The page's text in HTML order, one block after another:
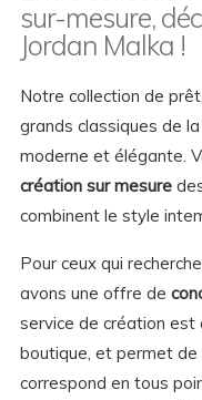
sur-mesure,
Jordan Malka !
Notre collection de
grands classiques de
moderne et élégante.
création sur mesure
combinent le style
Pour ceux qui
avons une offre de
service de création est
boutique, et permet de
correspond en tous